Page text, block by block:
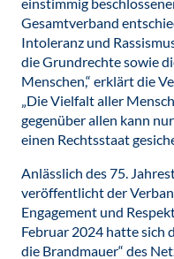
Gesamtverband
Intoleranz und
die Grundrechte sowie
Menschen,“ erklärt die
„Die Vielfalt aller
gegenüber allen kann
einen Rechtsstaat
Anlässlich des 75.
veröffentlicht der
Engagement und
Februar 2024 hatte sich
die Brandmauer“ des